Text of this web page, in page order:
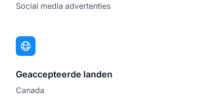
Social media advertenties
Geaccepteerde landen
Canada